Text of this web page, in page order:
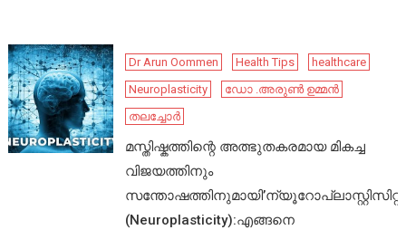
Dr Arun Oommen Health Tips
healthcare
Neuroplasticity
ഡോ .അരുൺ ഉമ്മൻ
തലച്ചോർ
മസ്തിഷ്കത്തിന്റെ അത്ഭുതകരമായ മികച്ച
വിജയത്തിനും
സന്തോഷത്തിനുമായി’ന്യൂറോപ്ലാസ്റ്റിസിറ്റി’
(Neuroplasticity):എങ്ങനെ